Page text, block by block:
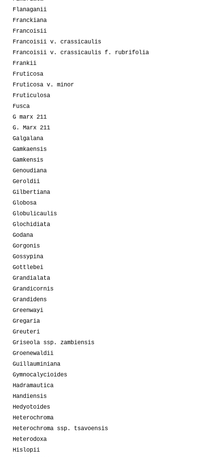
Flanaganii
Franckiana
Francoisii
Francoisii v. crassicaulis
Francoisii v. crassicaulis f. rubrifolia
Frankii
Fruticosa
Fruticosa v. minor
Fruticulosa
Fusca
G marx 211
G. Marx 211
Galgalana
Gamkaensis
Gamkensis
Genoudiana
Geroldii
Gilbertiana
Globosa
Globulicaulis
Glochidiata
Godana
Gorgonis
Gossypina
Gottlebei
Grandialata
Grandicornis
Grandidens
Greenwayi
Gregaria
Greuteri
Griseola ssp. zambiensis
Groenewaldii
Guillauminiana
Gymnocalycioides
Hadramautica
Handiensis
Hedyotoides
Heterochroma
Heterochroma ssp. tsavoensis
Heterodoxa
Hislopii